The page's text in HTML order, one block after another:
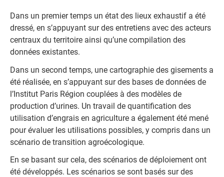
Dans un premier temps un état des lieux exhaustif a été
dressé, en s’appuyant sur des entretiens avec des acteurs
centraux du territoire ainsi qu’une compilation des
données existantes.
Dans un second temps, une cartographie des gisements a
été réalisée, en s’appuyant sur des bases de données de
l’Institut Paris Région couplées à des modèles de
production d’urines. Un travail de quantification des
utilisation d’engrais en agriculture a également été mené
pour évaluer les utilisations possibles, y compris dans un
scénario de transition agroécologique.
En se basant sur cela, des scénarios de déploiement ont
été développés. Les scénarios se sont basés sur des